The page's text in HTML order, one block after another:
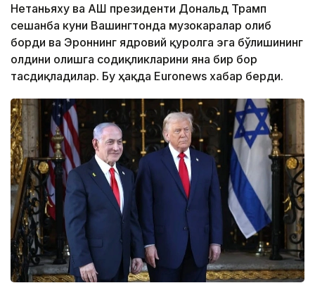
Нетаньяху ва АҚШ президенти Дональд Трамп
сешанба куни Вашингтонда музокаралар олиб
борди ва Эроннинг ядровий қуролга эга бўлишининг
олдини олишга содиқликларини яна бир бор
тасдиқладилар. Бу ҳақда Euronews хабар берди.